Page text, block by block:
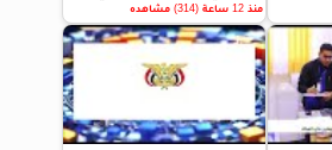
منذ 12 ساعة (314) مشاهده